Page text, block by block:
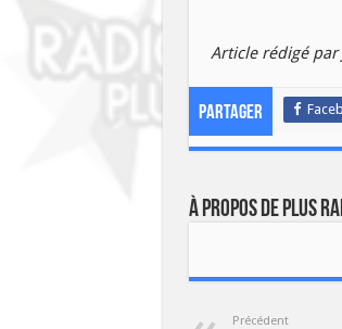
Article rédigé par
Partager
À propos de plus
Précédent